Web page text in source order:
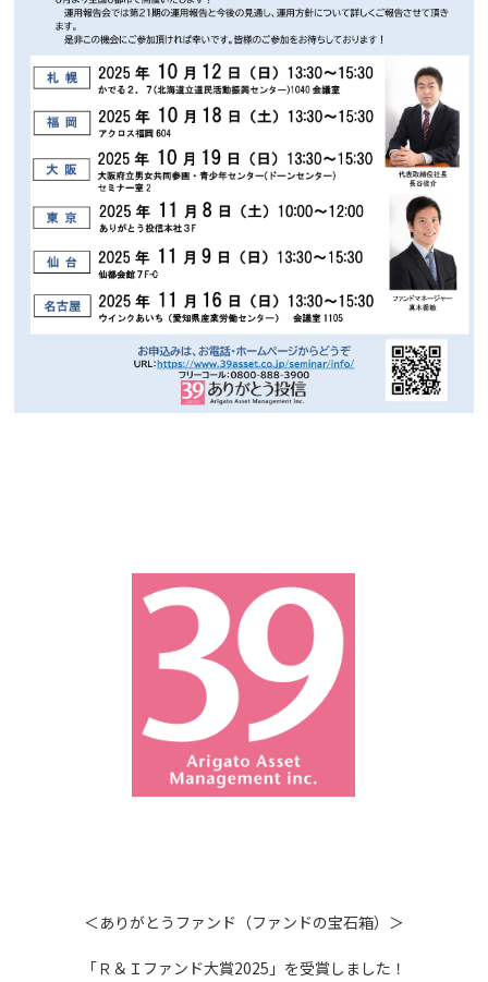
＜ありがとうファンド（ファンドの宝石箱）＞
「Ｒ＆Ｉファンド大賞2025」を受賞しました！